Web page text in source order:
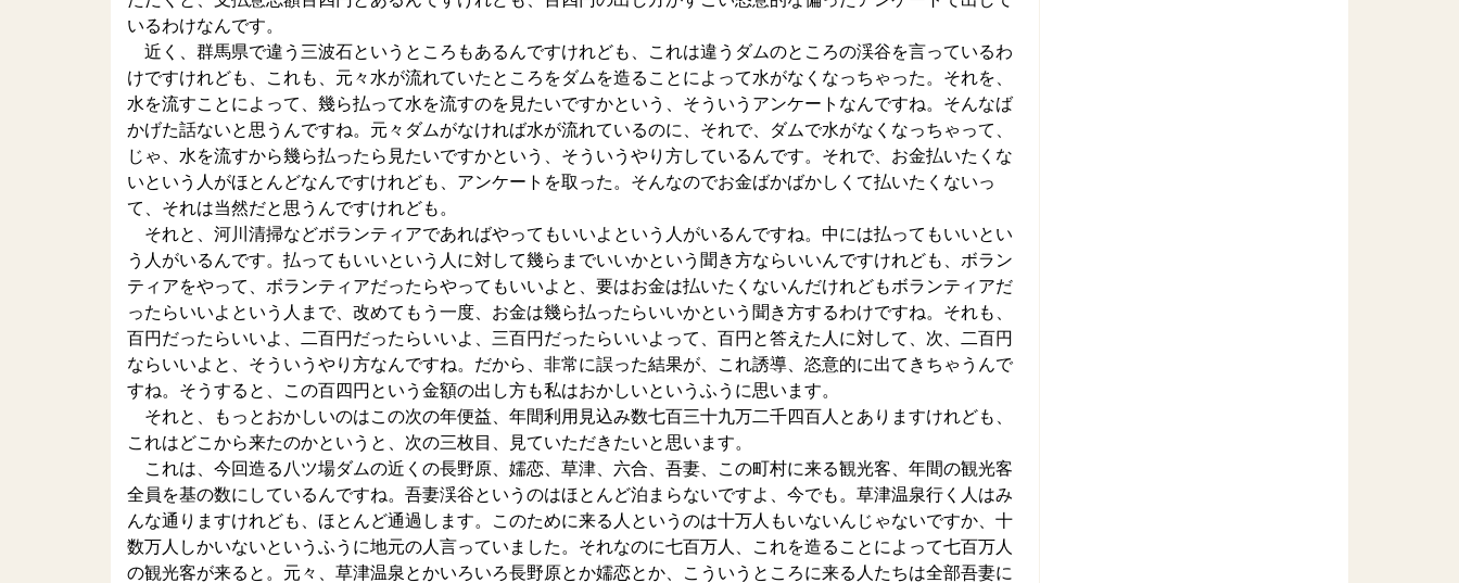
いるわけなんです。
近く、群馬県で違う三波石というところもあるんですけれども、これは違うダムのところの渓谷を言っているわ
けですけれども、これも、元々水が流れていたところをダムを造ることによって水がなくなっちゃった。それを、
水を流すことによって、幾ら払って水を流すのを見たいですかという、そういうアンケートなんですね。そんなば
かげた話ないと思うんですね。元々ダムがなければ水が流れているのに、それで、ダムで水がなくなっちゃって、
じゃ、水を流すから幾ら払ったら見たいですかという、そういうやり方しているんです。それで、お金払いたくな
いという人がほとんどなんですけれども、アンケートを取った。そんなのでお金ばかばかしくて払いたくないっ
て、それは当然だと思うんですけれども。
それと、河川清掃などボランティアであればやってもいいよという人がいるんですね。中には払ってもいいとい
う人がいるんです。払ってもいいという人に対して幾らまでいいかという聞き方ならいいんですけれども、ボラン
ティアをやって、ボランティアだったらやってもいいよと、要はお金は払いたくないんだけれどもボランティアだ
ったらいいよという人まで、改めてもう一度、お金は幾ら払ったらいいかという聞き方するわけですね。それも、
百円だったらいいよ、二百円だったらいいよ、三百円だったらいいよって、百円と答えた人に対して、次、二百円
ならいいよと、そういうやり方なんですね。だから、非常に誤った結果が、これ誘導、恣意的に出てきちゃうんで
すね。そうすると、この百四円という金額の出し方も私はおかしいというふうに思います。
それと、もっとおかしいのはこの次の年便益、年間利用見込み数七百三十九万二千四百人とありますけれども、
これはどこから来たのかというと、次の三枚目、見ていただきたいと思います。
これは、今回造る八ツ場ダムの近くの長野原、嬬恋、草津、六合、吾妻、この町村に来る観光客、年間の観光客
全員を基の数にしているんですね。吾妻渓谷というのはほとんど泊まらないですよ、今でも。草津温泉行く人はみ
んな通りますけれども、ほとんど通過します。このために来る人というのは十万人もいないんじゃないですか、十
数万人しかいないというふうに地元の人言っていました。それなのに七百万人、これを造ることによって七百万人
の観光客が来ると。元々、草津温泉とかいろいろ長野原とか嬬恋とか、こういうところに来る人たちは全部吾妻に